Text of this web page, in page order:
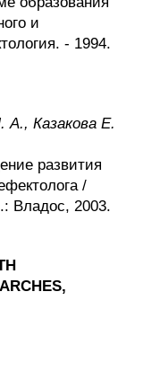
и
- 1994.
Казакова Е.
развития
/
Владос, 2003.